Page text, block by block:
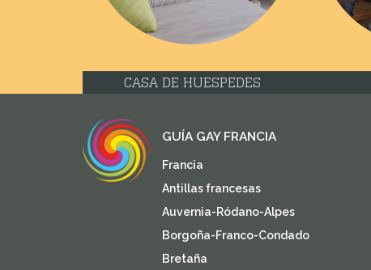
CASA DE HUESPEDES
GUÍA GAY FRANCIA
Francia
Antillas francesas
Auvernia-Ródano-Alpes
Borgoña-Franco-Condado
Bretaña